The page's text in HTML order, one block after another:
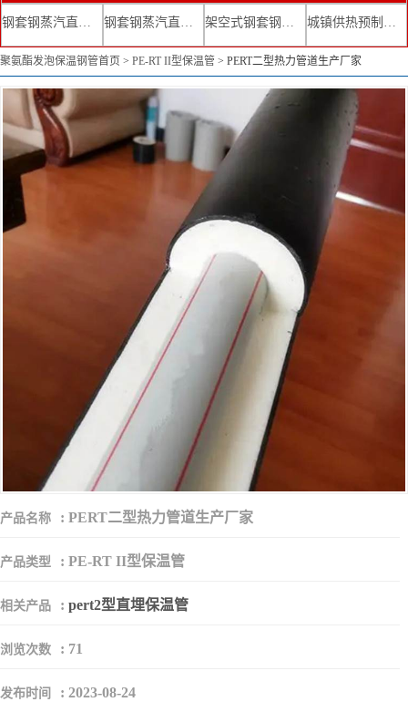
钢套钢蒸汽直埋复合保温管 钢套钢蒸汽直埋保温管厂家 架空式钢套钢保温管 城镇供热预制直埋蒸汽保温管
聚氨酯发泡保温钢管首页 > PE-RT II型保温管 > PERT二型热力管道生产厂家
产品名称 : PERT二型热力管道生产厂家
产品类型 : PE-RT II型保温管
相关产品 : pert2型直埋保温管
浏览次数 : 71
发布时间 : 2023-08-24